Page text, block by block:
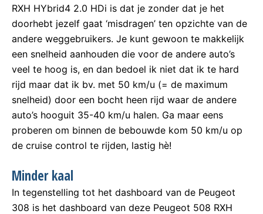
RXH HYbrid4 2.0 HDi is dat je zonder dat je het
doorhebt jezelf gaat ‘misdragen’ ten opzichte van de
andere weggebruikers. Je kunt gewoon te makkelijk
een snelheid aanhouden die voor de andere auto’s
veel te hoog is, en dan bedoel ik niet dat ik te hard
rijd maar dat ik bv. met 50 km/u (= de maximum
snelheid) door een bocht heen rijd waar de andere
auto’s hooguit 35-40 km/u halen. Ga maar eens
proberen om binnen de bebouwde kom 50 km/u op
de cruise control te rijden, lastig hè!
Minder kaal
In tegenstelling tot het dashboard van de Peugeot
308 is het dashboard van deze Peugeot 508 RXH